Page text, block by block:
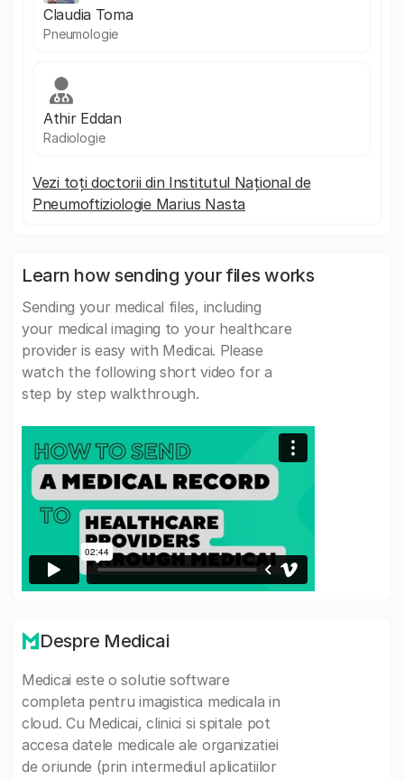
Claudia Toma
Pneumologie
Athir Eddan
Radiologie
Vezi toți doctorii din Institutul Național de
Pneumoftiziologie Marius Nasta
Learn how sending your files works
Sending your medical files, including
your medical imaging to your healthcare
provider is easy with Medicai. Please
watch the following short video for a
step by step walkthrough.
Despre Medicai
Medicai este o solutie software
completa pentru imagistica medicala in
cloud. Cu Medicai, clinici si spitale pot
accesa datele medicale ale organizatiei
de oriunde (prin intermediul aplicatiilor